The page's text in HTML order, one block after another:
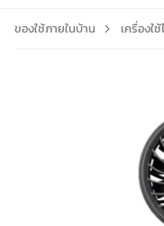
ของใช้ภายในบ้าน เครื่องใ